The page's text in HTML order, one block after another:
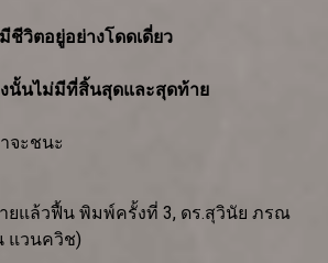
ชีวิตอยู่อย่างโดดเดี่ยว
นั้นไม่มีที่สิ้นสุดและสุดท้าย
จะชนะ
ยแล้วฟื้น พิมพ์ครั้งที่ 3, ดร.สุวินัย ภรณ
แวนควิช)